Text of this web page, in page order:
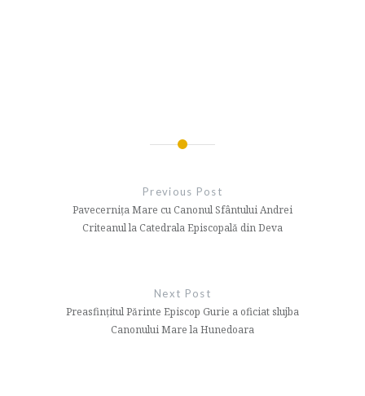
articole
Previous Post
Pavecernița Mare cu Canonul Sfântului Andrei
Criteanul la Catedrala Episcopală din Deva
Next Post
Preasfințitul Părinte Episcop Gurie a oficiat slujba
Canonului Mare la Hunedoara